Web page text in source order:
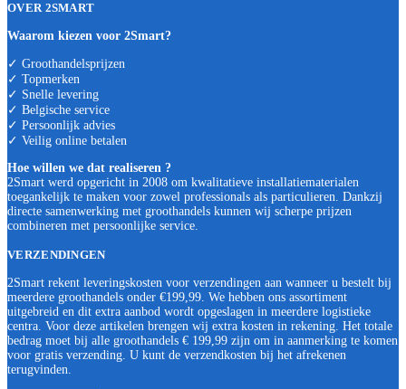
OVER 2SMART
Waarom kiezen voor 2Smart?
✓ Groothandelsprijzen
✓ Topmerken
✓ Snelle levering
✓ Belgische service
✓ Persoonlijk advies
✓ Veilig online betalen
Hoe willen we dat realiseren ?
2Smart werd opgericht in 2008 om kwalitatieve installatiematerialen
toegankelijk te maken voor zowel professionals als particulieren. Dankzij
directe samenwerking met groothandels kunnen wij scherpe prijzen
combineren met persoonlijke service.
VERZENDINGEN
2Smart rekent leveringskosten voor verzendingen aan wanneer u bestelt bij
meerdere groothandels onder €199,99. We hebben ons assortiment
uitgebreid en dit extra aanbod wordt opgeslagen in meerdere logistieke
centra. Voor deze artikelen brengen wij extra kosten in rekening. Het totale
bedrag moet bij alle groothandels € 199,99 zijn om in aanmerking te komen
voor gratis verzending. U kunt de verzendkosten bij het afrekenen
terugvinden.